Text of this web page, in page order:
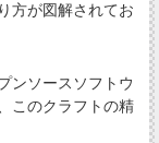
方が図解されてお
ンソースソフトウ
このクラフトの精